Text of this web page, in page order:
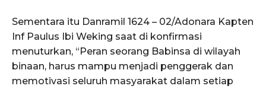
Sementara itu Danramil 1624 – 02/Adonara Kapten
Inf Paulus Ibi Weking saat di konfirmasi
menuturkan, “Peran seorang Babinsa di wilayah
binaan, harus mampu menjadi penggerak dan
memotivasi seluruh masyarakat dalam setiap